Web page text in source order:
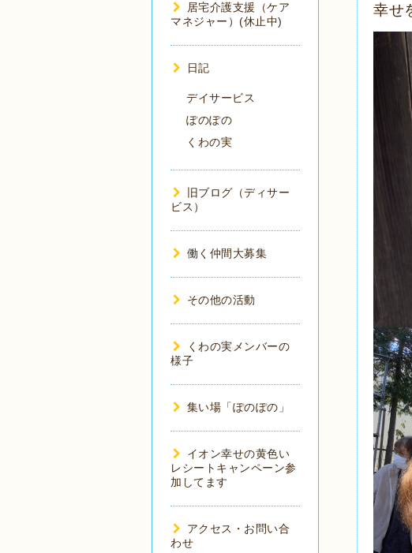
幸せ
居宅介護支援（ケア
マネジャー）(休止中)
日記
デイサービス
ぽのぽの
くわの実
旧ブログ（ディサー
ビス）
働く仲間大募集
その他の活動
くわの実メンバーの
様子
集い場「ぽのぽの」
イオン幸せの黄色い
レシートキャンペーン参
加してます
アクセス・お問い合
わせ